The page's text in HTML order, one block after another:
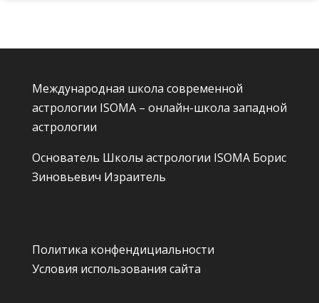
Международная школа современной
астрологии ISOMA – онлайн-школа западной
астрологии
Основатель Школы астрологии ISOMA Борис
Зиновьевич Израитель
Политика конфендициальности
Условия использования сайта